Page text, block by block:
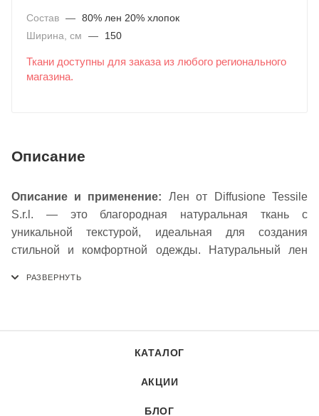
Состав — 80% лен 20% хлопок
Ширина, см
— 150
Ткани доступны для заказа из любого регионального
магазина.
Описание
Описание и применение: Лен от Diffusione Tessile
S.r.l. — это благородная натуральная ткань с
уникальной текстурой, идеальная для создания
стильной и комфортной одежды. Натуральный лен
придает изделиям особый шарм и естественную
элементов домашнего текстиля. Материал обладает
КАТАЛОГ
АКЦИИ
БЛОГ